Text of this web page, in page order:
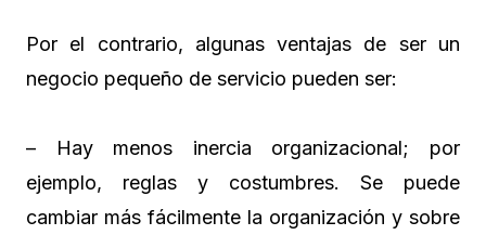
Por el contrario, algunas ventajas de ser un
negocio pequeño de servicio pueden ser:
– Hay menos inercia organizacional; por
ejemplo, reglas y costumbres. Se puede
cambiar más fácilmente la organización y sobre